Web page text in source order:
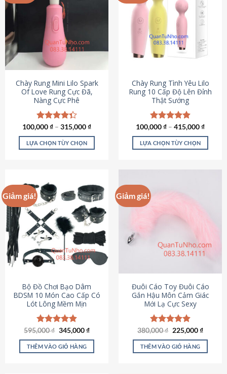
thể.
Các
chọn
thể
chọn
trên
trang
sản
phẩm
Chày Rung Mini Lilo Spark
Of Love Rung Cực Đã,
Nàng Cực Phê
Được xếp
hạng4.33
5 sao
100,000₫ – 315,000₫
LỰA CHỌN TÙY CHỌN
có
nhiều
biến
thể.
Các
tùy
chọn
có
chọn
trên
trang
sản
phẩm
Chày Rung Tình Yêu Lilo
Rung 10 Cấp Độ Lên Đỉnh
Thật Sướng
Được xếp
hạng4.94
5 sao
100,000₫ – 415,000₫
LỰA CHỌN TÙY CHỌN
biến
thể.
chọn
chọn
trên
trang
sản
phẩm
Giảm giá!
Bộ Đồ Chơi Bạo Dâm
BDSM 10 Món Cao Cấp Có
Lót Lông Mềm Mịn
Được xếp
hạng4.88
5 sao
595,000₫ Giá
là:
595,000 ₫.
345,000₫Giá
tại
THÊM VÀO GIỎ HÀNG
Giảm giá!
Đuôi Cáo Toy Đuôi Cáo
Gắn Hậu Môn Cảm Giác
Mới Lạ Cực Sexy
Được xếp
hạng4.88
5 sao
380,000₫ Giá
là:
380,000 ₫.
225,000₫Giá
tại
THÊM VÀO GIỎ HÀNG